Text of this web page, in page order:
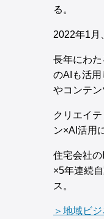
る。
2022年1月
長年にわ
のAIも活
やコンテン
クリエイ
ン×AI活用
住宅会社
×5年連続
ス。
＞地域ビ